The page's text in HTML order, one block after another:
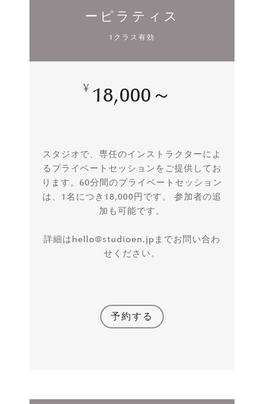
ーピラティス
1クラス有効
¥ 18,000～
スタジオで、専任のインストラクターによ
るプライベートセッションをご提供してお
ります。60分間のプライベートセッション
は、1名につき18,000円です。 参加者の追
加も可能です。
詳細はhello@studioen.jpまでお問い合わ
せください。
予約する